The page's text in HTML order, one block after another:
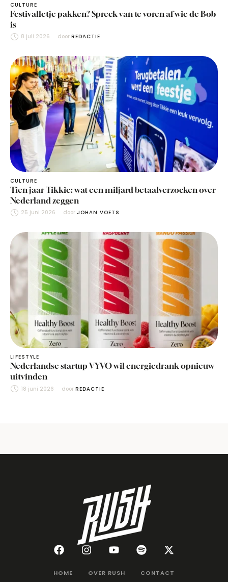
CULTURE
Festivalletje pakken? Spreek van te voren af wie de Bob
is
8 juli 2026 door REDACTIE
CULTURE
Tien jaar Tikkie: wat een miljard betaalverzoeken over
Nederland zeggen
25 juni 2026 door JOHAN VOETS
LIFESTYLE
Nederlandse startup VYVO wil energiedrank opnieuw
uitvinden
18 juni 2026 door REDACTIE
HOME OVER RUSH CONTACT